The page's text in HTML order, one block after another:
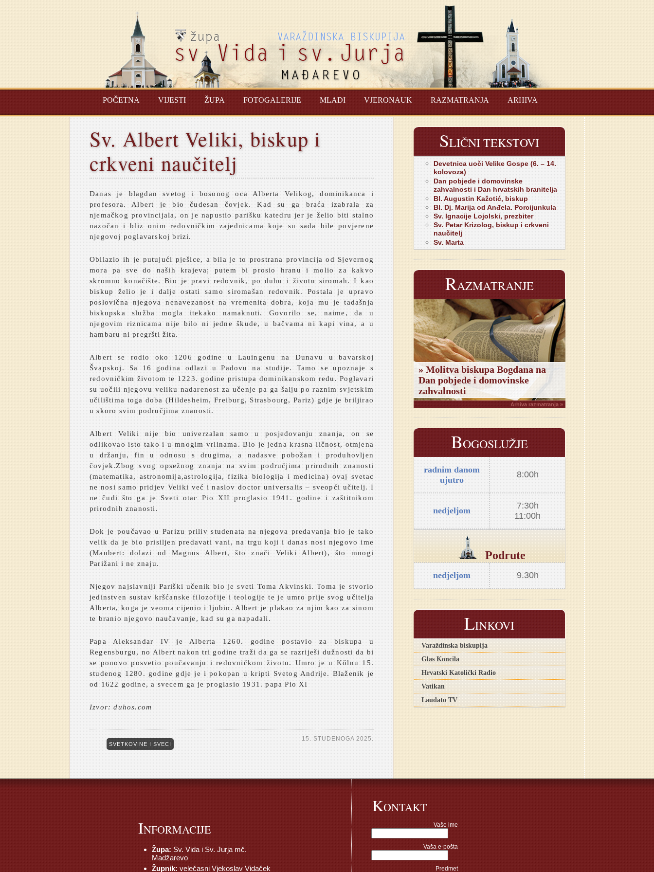
POČETNA VIJESTI ŽUPA FOTOGALERIJE MLADI VJERONAUK RAZMATRANJA ARHIVA
Sv. Albert Veliki, biskup i
crkveni naučitelj
Danas je blagdan svetog i bosonog oca Alberta Velikog, dominikanca i
profesora. Albert je bio čudesan čovjek. Kad su ga braća izabrala za
njemačkog provincijala, on je napustio parišku katedru jer je želio biti stalno
nazočan i bliz onim redovničkim zajednicama koje su sada bile povjerene
njegovoj poglavarskoj brizi.
Obilazio ih je putujući pješice, a bila je to prostrana provincija od Sjevernog
mora pa sve do naših krajeva; putem bi prosio hranu i molio za kakvo
skromno konačište. Bio je pravi redovnik, po duhu i životu siromah. I kao
biskup želio je i dalje ostati samo siromašan redovnik. Postala je upravo
poslovična njegova nenavezanost na vremenita dobra, koja mu je tadašnja
biskupska služba mogla itekako namaknuti. Govorilo se, naime, da u
njegovim riznicama nije bilo ni jedne škude, u bačvama ni kapi vina, a u
hambaru ni pregršti žita.
Albert se rodio oko 1206 godine u Lauingenu na Dunavu u bavarskoj
Švapskoj. Sa 16 godina odlazi u Padovu na studije. Tamo se upoznaje s
redovničkim životom te 1223. godine pristupa dominikanskom redu. Poglavari
su uočili njegovu veliku nadarenost za učenje pa ga šalju po raznim svjetskim
učilištima toga doba (Hildesheim, Freiburg, Strasbourg, Pariz) gdje je briljirao
u skoro svim područjima znanosti.
Albert Veliki nije bio univerzalan samo u posjedovanju znanja, on se
odlikovao isto tako i u mnogim vrlinama. Bio je jedna krasna ličnost, otmjena
u držanju, fin u odnosu s drugima, a nadasve pobožan i produhovljen
čovjek.Zbog svog opsežnog znanja na svim područjima prirodnih znanosti
(matematika, astronomija,astrologija, fizika biologija i medicina) ovaj svetac
ne nosi samo pridjev Veliki već i naslov doctor universalis – sveopći učitelj. I
ne čudi što ga je Sveti otac Pio XII proglasio 1941. godine i zaštitnikom
prirodnih znanosti.
Dok je poučavao u Parizu priliv studenata na njegova predavanja bio je tako
velik da je bio prisiljen predavati vani, na trgu koji i danas nosi njegovo ime
(Maubert: dolazi od Magnus Albert, što znači Veliki Albert), što mnogi
Parižani i ne znaju.
Njegov najslavniji Pariški učenik bio je sveti Toma Akvinski. Toma je stvorio
jedinstven sustav kršćanske filozofije i teologije te je umro prije svog učitelja
Alberta, koga je veoma cijenio i ljubio. Albert je plakao za njim kao za sinom
te branio njegovo naučavanje, kad su ga napadali.
Papa Aleksandar IV je Alberta 1260. godine postavio za biskupa u
Regensburgu, no Albert nakon tri godine traži da ga se razriješi dužnosti da bi
se ponovo posvetio poučavanju i redovničkom životu. Umro je u Kőlnu 15.
studenog 1280. godine gdje je i pokopan u kripti Svetog Andrije. Blaženik je
od 1622 godine, a svecem ga je proglasio 1931. papa Pio XI
Izvor: duhos.com
15. STUDENOGA 2025.
SVETKOVINE I SVECI
SLIČNI TEKSTOVI
Devetnica uoči Velike Gospe (6. – 14.
kolovoza)
Dan pobjede i domovinske
zahvalnosti i Dan hrvatskih branitelja
Bl. Augustin Kažotić, biskup
Bl. Dj. Marija od Anđela. Porcijunkula
Sv. Ignacije Lojolski, prezbiter
Sv. Petar Krizolog, biskup i crkveni
naučitelj
Sv. Marta
RAZMATRANJE
» Molitva biskupa Bogdana na
Dan pobjede i domovinske
zahvalnosti
Arhiva razmatranja »
BOGOSLUŽJE
radnim danom
ujutro
8:00h
nedjeljom
7:30h
11:00h
Podrute
nedjeljom 9.30h
LINKOVI
Varaždinska biskupija
Glas Koncila
Hrvatski Katolički Radio
Vatikan
Laudato TV
INFORMACIJE
Župa: Sv. Vida i Sv. Jurja mč.
Madžarevo
Župnik: velečasni Vjekoslav Vidaček
KONTAKT
Vaše ime
Vaša e-pošta
Predmet